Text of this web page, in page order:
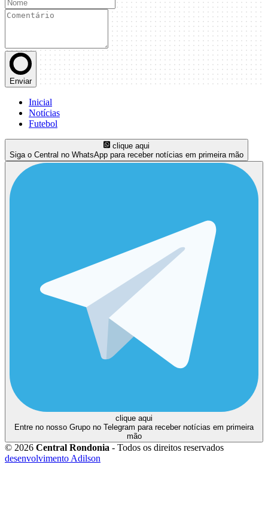
Enviar
Inicial
Notícias
Futebol
clique aqui
Siga o Central no WhatsApp para receber notícias em primeira mão
clique aqui
Entre no nosso Grupo no Telegram para receber notícias em primeira
mão
© 2026 Central Rondonia - Todos os direitos reservados
desenvolvimento Adilson